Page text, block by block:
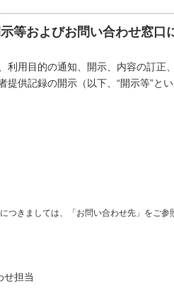
等およびお問い合わせ窓口
利用目的の通知、開示、内容の訂正
供記録の開示（以下、“開示等”と
つきましては、「お問い合わせ先」をご参
せ担当